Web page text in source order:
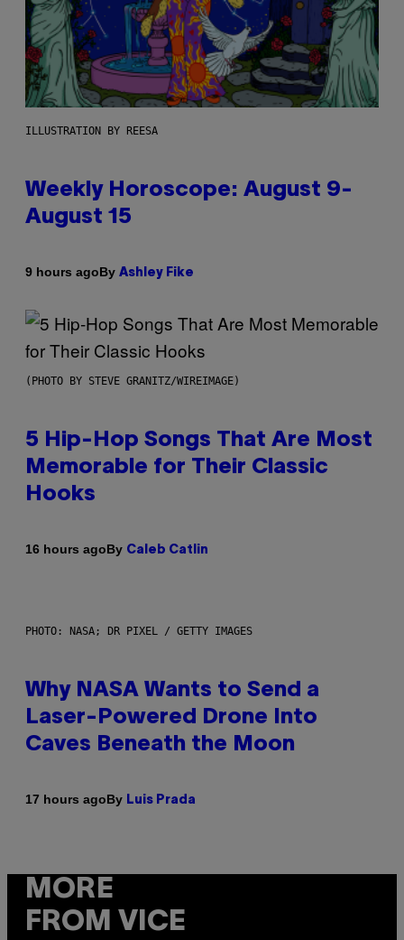
ILLUSTRATION BY REESA
Weekly Horoscope: August 9-
August 15
9 hours agoBy Ashley Fike
(PHOTO BY STEVE GRANITZ/WIREIMAGE)
5 Hip-Hop Songs That Are Most
Memorable for Their Classic
Hooks
16 hours agoBy Caleb Catlin
PHOTO: NASA; DR PIXEL / GETTY IMAGES
Why NASA Wants to Send a
Laser-Powered Drone Into
Caves Beneath the Moon
17 hours agoBy Luis Prada
MORE
FROM VICE